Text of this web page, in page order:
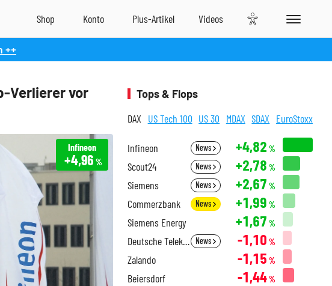
++
Verlierer vor
Infineon
+4,96 %
Tops & Flops
DAX US Tech 100 US 30 MDAX SDAX EuroStoxx
Infineon News +4,82 %
Scout24 News +2,78 %
Siemens News +2,67 %
Commerzbank News +1,99 %
Siemens Energy +1,67 %
Deutsche Telekom News -1,10 %
Zalando -1,15 %
Beiersdorf -1,44%